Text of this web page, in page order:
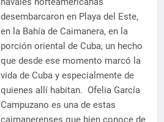
desembarcaron en Playa del Este,
en la Bahía de Caimanera, en la
porción oriental de Cuba, un hecho
que desde ese momento marcó la
vida de Cuba y especialmente de
quienes allí habitan. Ofelia García
Campuzano es una de estas
caimanerenses que bien conoce de